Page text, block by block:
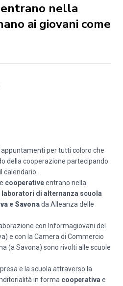
nella
ai giovani come
per tutti coloro che
della cooperazione partecipando
calendario.
le cooperativeentrano nella
laboratori di alternanza scuola
e Savonada Alleanza delle
con Informagiovani del
e con la Camera di Commercio
(a Savona) sono rivolti alle scuole
e la scuola attraverso la
in forma cooperativa e